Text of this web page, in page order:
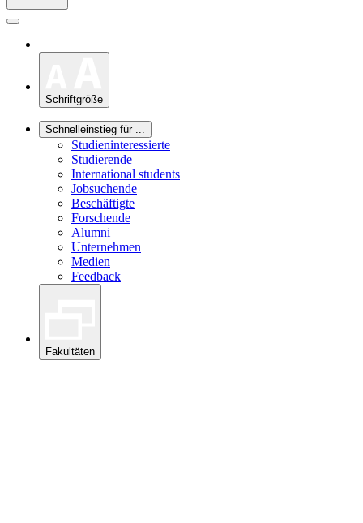
Schriftgröße
Schnelleinstieg für ...
Studieninteressierte
Studierende
International students
Jobsuchende
Beschäftigte
Forschende
Alumni
Unternehmen
Medien
Feedback
Fakultäten